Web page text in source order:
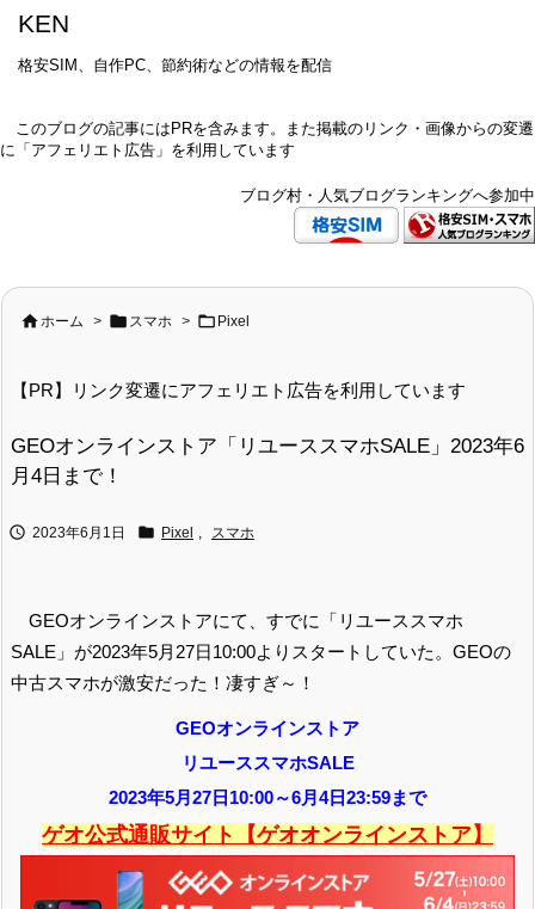
KEN
格安SIM、自作PC、節約術などの情報を配信
このブログの記事にはPRを含みます。また掲載のリンク・画像からの変遷
に「アフェリエト広告」を利用しています
ブログ村・人気ブログランキングへ参加中
 ホーム >  スマホ >  Pixel
【PR】リンク変遷にアフェリエト広告を利用しています
GEOオンラインストア「リユーススマホSALE」2023年6
月4日まで！
 2023年6月1日  Pixel スマホ
GEOオンラインストアにて、すでに「リユーススマホ
SALE」が2023年5月27日10:00よりスタートしていた。GEOの
中古スマホが激安だった！凄すぎ～！
GEOオンラインストア
リユーススマホSALE
2023年5月27日10:00～6月4日23:59まで
ゲオ公式通販サイト【ゲオオンラインストア】